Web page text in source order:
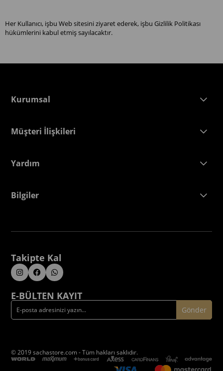
Her Kullanıcı, işbu Web sitesini ziyaret ederek, işbu Gizlilik Politikası
hükümlerini kabul etmiş sayılacaktır.
Kurumsal
Müşteri İlişkileri
Yardım
Bilgiler
Takipte Kal
E-BÜLTEN KAYIT
Gönder
© 2019 sachastore.com - Tüm hakları saklıdır.